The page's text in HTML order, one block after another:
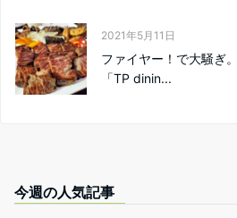
2021年5月11日
ファイヤー！で大騒ぎ
「TP dinin...
今週の人気記事